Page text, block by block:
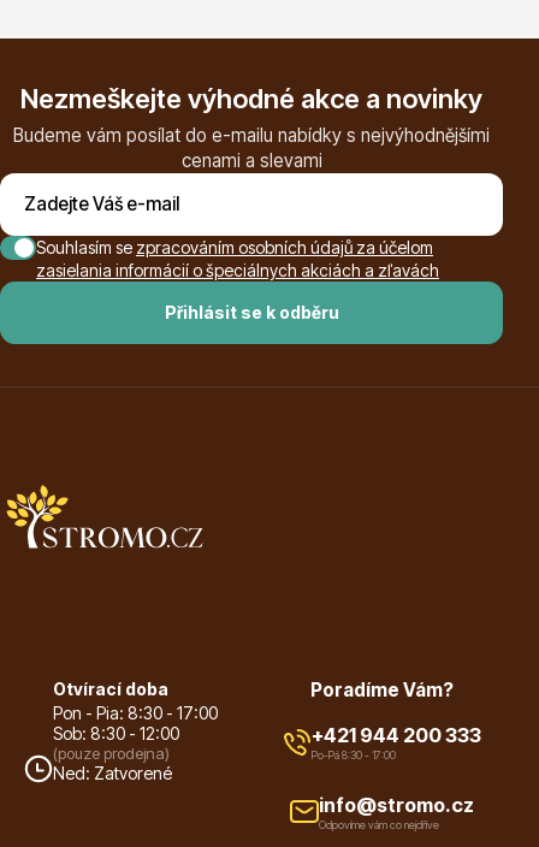
Dekorace
Dárkový poukaz
info@stromo.cz
Nezmeškejte výhodné akce a novinky
Budeme vám posílat do e-mailu nabídky s nejvýhodnějšími
cenami a slevami
Přihlásit se k odběru
Souhlasím se zpracováním osobních údajů za účelom
zasielania informácií o špeciálnych akciách a zľavách
Otvírací doba
Pon - Pia: 8:30 - 17:00
Sob: 8:30 - 12:00
(pouze prodejna)
Ned: Zatvorené
Poradíme Vám?
+421 944 200 333
Po-Pá 8:30 - 17:00
info@stromo.cz
Odpovíme vám co nejdříve